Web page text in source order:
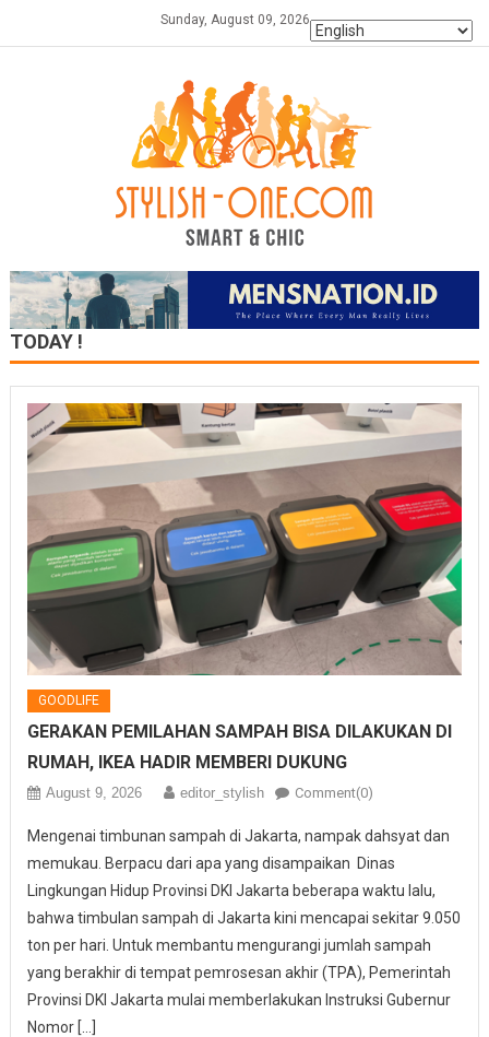
Sunday, August 09, 2026
TODAY !
GOODLIFE
GERAKAN PEMILAHAN SAMPAH BISA DILAKUKAN DI
RUMAH, IKEA HADIR MEMBERI DUKUNG
August 9, 2026 editor_stylish Comment(0)
Mengenai timbunan sampah di Jakarta, nampak dahsyat dan
memukau. Berpacu dari apa yang disampaikan Dinas
Lingkungan Hidup Provinsi DKI Jakarta beberapa waktu lalu,
bahwa timbulan sampah di Jakarta kini mencapai sekitar 9.050
ton per hari. Untuk membantu mengurangi jumlah sampah
yang berakhir di tempat pemrosesan akhir (TPA), Pemerintah
Provinsi DKI Jakarta mulai memberlakukan Instruksi Gubernur
Nomor […]